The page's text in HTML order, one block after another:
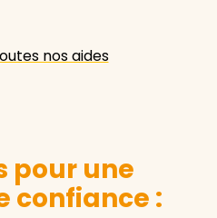
nos aides
pour une
confiance :